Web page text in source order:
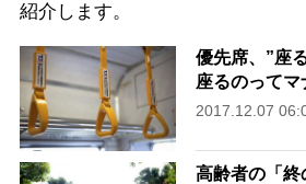
紹介します。
優先席、”座
座るのってマ
2017.12.07
高齢者の「